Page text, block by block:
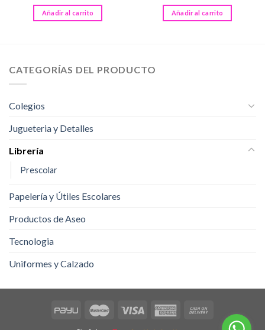
Añadir al carrito Añadir al carrito
CATEGORÍAS DEL PRODUCTO
Colegios
Jugueteria y Detalles
Librería
Prescolar
Papelería y Útiles Escolares
Productos de Aseo
Tecnologia
Uniformes y Calzado